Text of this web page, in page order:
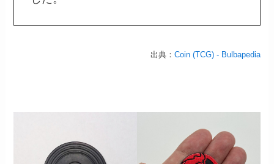
出典： Coin (TCG) - Bulbapedia